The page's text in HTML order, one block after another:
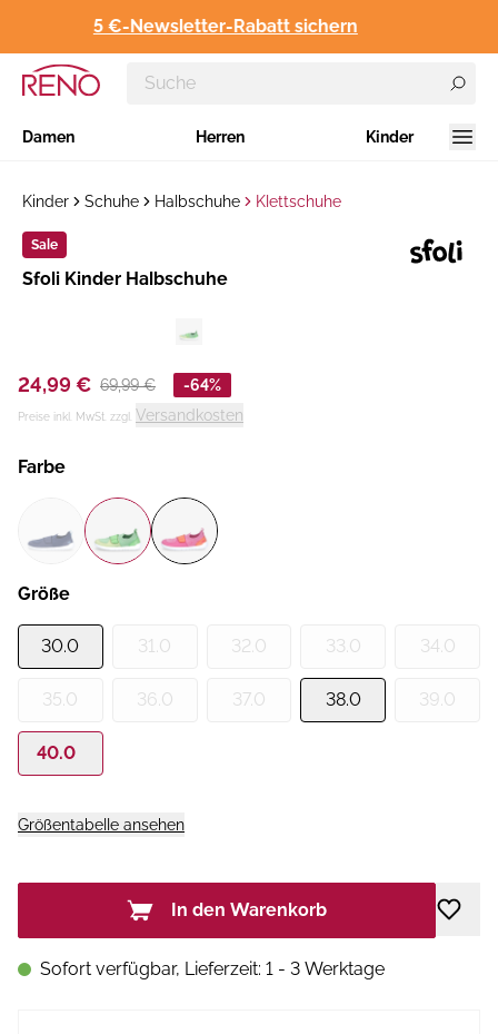
5 €-Newsletter-Rabatt sichern
Damen Herren Kinder
Kinder Schuhe Halbschuhe Klettschuhe
Sale
Hersteller:
Sfoli Kinder Halbschuhe
24,99 € 69,99 € -64%
Preise inkl. MwSt. zzgl. Versandkosten
Farbe
Größe
30.0 31.0 32.0 33.0 34.0
35.0 36.0 37.0 38.0 39.0
40.0
Größentabelle ansehen
In den Warenkorb
Sofort verfügbar, Lieferzeit: 1 - 3 Werktage